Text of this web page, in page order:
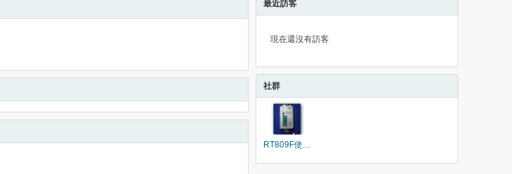
最近訪客
現在還沒有訪客
社群
RT809F使用交流群